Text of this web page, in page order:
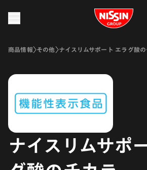
Nissin Group
商品情報 その他 ナイスリムサポート エラグ酸
ナイスリムサポ